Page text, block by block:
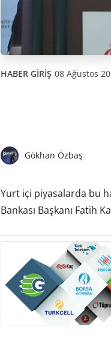
HABER GİRİŞ 08 Ağustos
Gökhan Özbaş
Yurt içi piyasalarda bu
Bankası Başkanı Fatih